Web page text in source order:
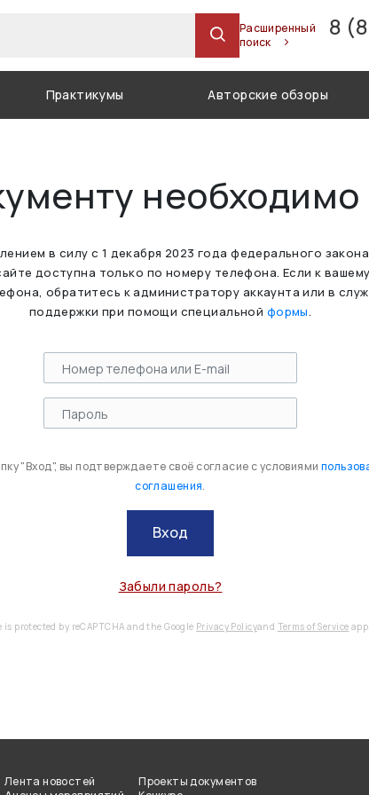
Расширенный
поиск
8
Практикумы Авторские обзоры
необходимо
в силу с 1 декабря 2023 года федерального
доступна только по номеру телефона. Если к
обратитесь к администратору аккаунта или в
поддержки при помощи специальной формы.
"Вход", вы подтверждаете своё согласие с условиями
соглашения.
Вход
Забыли пароль?
protected by reCAPTCHA and the Google Privacy Policyand Terms of Service
Лента новостей
Проекты документов